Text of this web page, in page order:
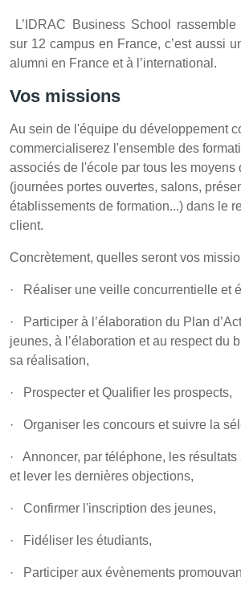
L’IDRAC Business School
sur 12 campus en France, c’est aussi
alumni en France et à l’international.
Vos missions
Au sein de l'équipe du développement
commercialiserez l'ensemble des
associés de l'école par tous les moyens
(journées portes ouvertes, salons,
établissements de formation...) dans le
client.
Concrètement, quelles seront vos
· Réaliser une veille concurrentielle et
· Participer à l’élaboration du Plan
jeunes, à l’élaboration et au respect du
sa réalisation,
· Prospecter et Qualifier les prospects,
· Organiser les concours et suivre la
· Annoncer, par téléphone, les
et lever les dernières objections,
· Confirmer l'inscription des jeunes,
· Fidéliser les étudiants,
· Participer aux évènements